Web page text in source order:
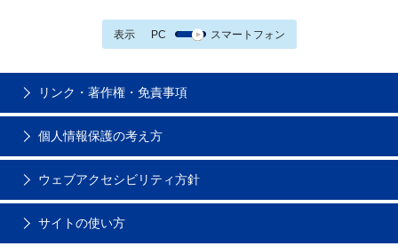
表示 PC スマートフォン
リンク・著作権・免責事項
個人情報保護の考え方
ウェブアクセシビリティ方針
サイトの使い方